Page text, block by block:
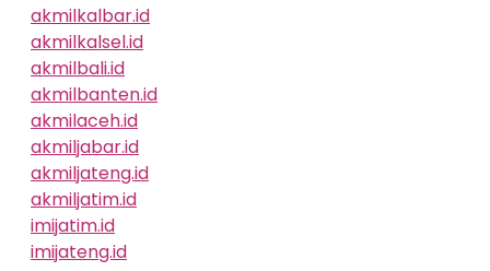
akmilkalbar.id
akmilkalsel.id
akmilbali.id
akmilbanten.id
akmilaceh.id
akmiljabar.id
akmiljateng.id
akmiljatim.id
imijatim.id
imijateng.id